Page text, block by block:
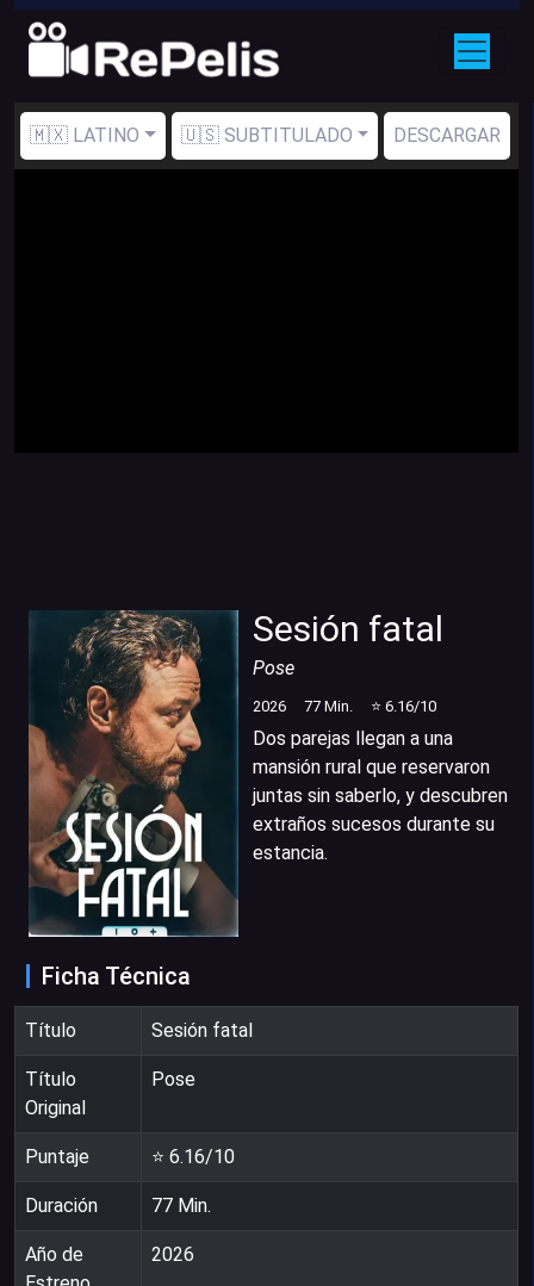
🇲🇽 LATINO 🇺🇸 SUBTITULADO DESCARGAR
Sesión fatal
Pose
2026 77 Min. ⭐ 6.16/10
Dos parejas llegan a una
mansión rural que reservaron
juntas sin saberlo, y descubren
extraños sucesos durante su
estancia.
Ficha Técnica
Título Sesión fatal
Título
Original
Pose
Puntaje ⭐ 6.16/10
Duración 77 Min.
Año de
2026